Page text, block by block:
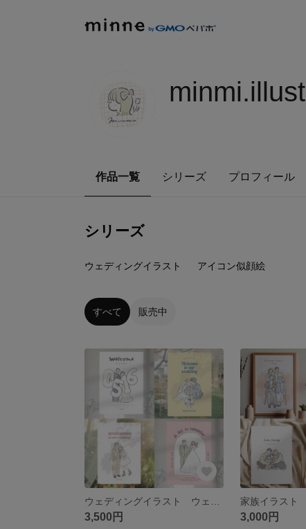
minmi.illust
作品一覧 シリーズ プロフィール
シリーズ
ウェディングイラスト アイコン似顔絵
すべて 販売中
3,500円 3,000円